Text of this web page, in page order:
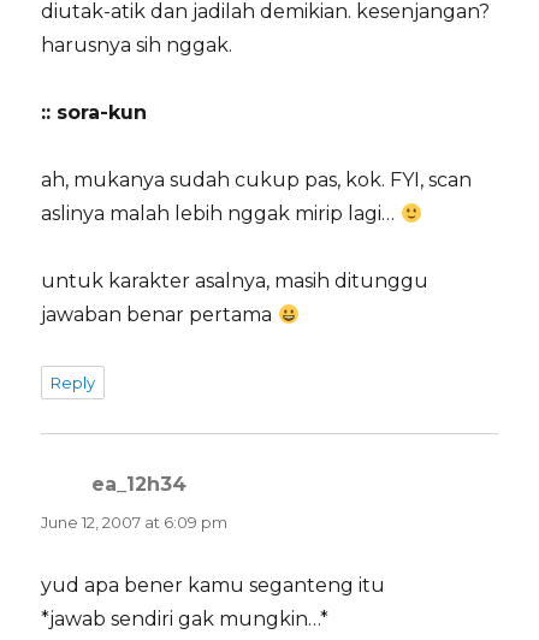
diutak-atik dan jadilah demikian. kesenjangan?
harusnya sih nggak.
:: sora-kun
ah, mukanya sudah cukup pas, kok. FYI, scan
aslinya malah lebih nggak mirip lagi…
untuk karakter asalnya, masih ditunggu
jawaban benar pertama
Reply
ea_12h34
June 12, 2007 at 6:09 pm
yud apa bener kamu seganteng itu
*jawab sendiri gak mungkin…*